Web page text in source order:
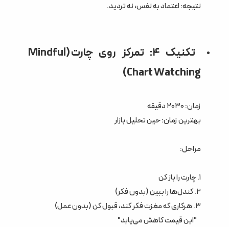
نتیجه: اعتماد به نفس، نه تردید.
تکنیک ۴: تمرکز روی چارت (Mindful
Chart Watching)
زمان: ۲۰۳۰ دقیقه
بهترین زمان: حین تحلیل بازار
مراحل:
۱. چارت را باز کن
۲. کندل‌ها را ببین (بدون فکر)
۳. هرکاری که مغزت فکر کند، قبول کن (بدون عمل)
"این قیمت کاهش می‌یابد"